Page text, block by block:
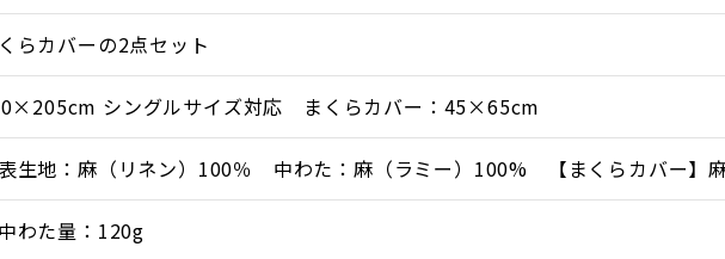
らカバーの2点セット
シングルサイズ対応 まくらカバー：45×65cm
表生地：麻（リネン）100％ 中わた：麻（ラミー）100% 【まくらカバー】
わた量：120g